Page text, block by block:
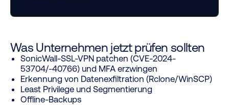
Was Unternehmen jetzt prüfen sollten
SonicWall-SSL-VPN patchen (CVE-2024-
53704/-40766) und MFA erzwingen
Erkennung von Datenexfiltration (Rclone/WinSCP)
Least Privilege und Segmentierung
Offline-Backups